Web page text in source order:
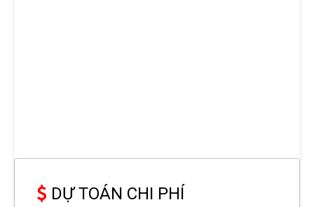
DỰ TOÁN CHI PHÍ